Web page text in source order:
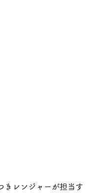
きレンジャーが担当す